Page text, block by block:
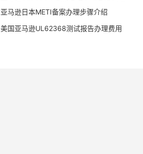
亚马逊日本METI备案办理步骤介绍
美国亚马逊UL62368测试报告办理费用